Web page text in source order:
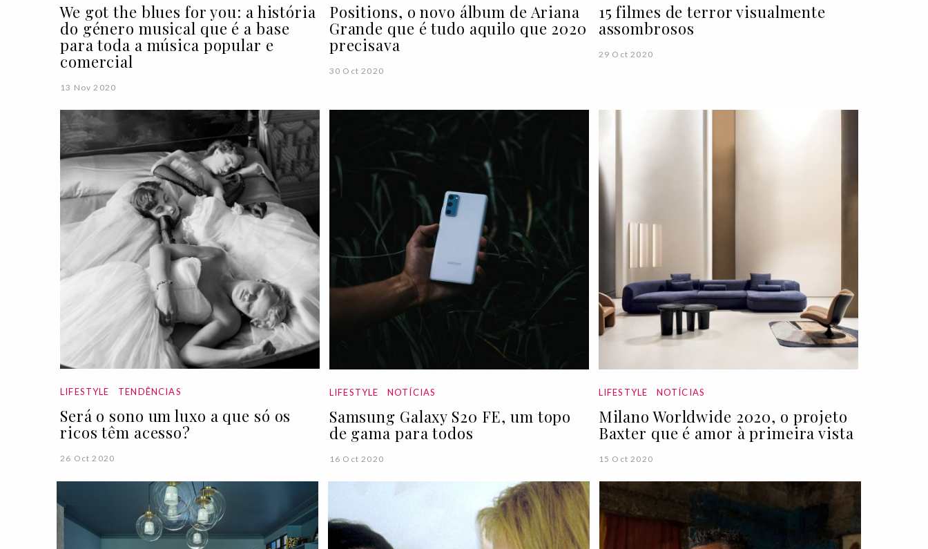
We got the blues for you: a história
do género musical que é a base
para toda a música popular e
comercial
13 Nov 2020
Positions, o novo álbum de Ariana
Grande que é tudo aquilo que 2020
precisava
30 Oct 2020
15 filmes de terror visualmente
assombrosos
29 Oct 2020
LIFESTYLE TENDÊNCIAS
Será o sono um luxo a que só os
ricos têm acesso?
26 Oct 2020
LIFESTYLE NOTÍCIAS
Samsung Galaxy S20 FE, um topo
de gama para todos
16 Oct 2020
LIFESTYLE NOTÍCIAS
Milano Worldwide 2020, o projeto
Baxter que é amor à primeira vista
15 Oct 2020